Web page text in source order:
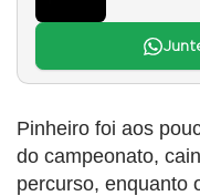
Pinheiro foi aos
do campeonato,
percurso, enquanto